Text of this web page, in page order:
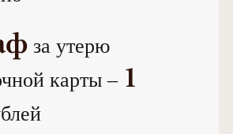
за утерю
карты – 1